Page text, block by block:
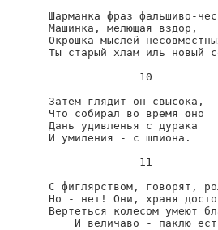
Шарманка фраз фальшиво-
Машинка, мелющая вздор,
Окрошка мыслей
Ты старый хлам иль новый
              10
Затем глядит он свысока,
Что собирал во время оно
Дань удивленья с дурака
И умиления - с шпиона.
              11
С фиглярством, говорят,
Но - нет! Они, храня
Вертеться колесом умеют
И величаво - паклю